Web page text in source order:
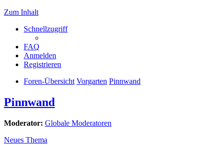
Zum Inhalt
Schnellzugriff
FAQ
Anmelden
Registrieren
Foren-Übersicht Vorgarten Pinnwand
Pinnwand
Moderator: Globale Moderatoren
Neues Thema